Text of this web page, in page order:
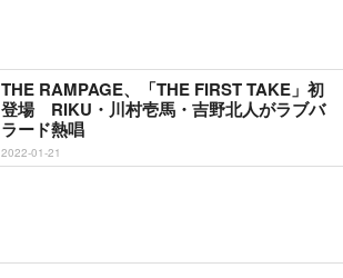
THE RAMPAGE、「THE FIRST TAKE」初
登場 RIKU・川村壱馬・吉野北人がラブバ
ラード熱唱
2022-01-21